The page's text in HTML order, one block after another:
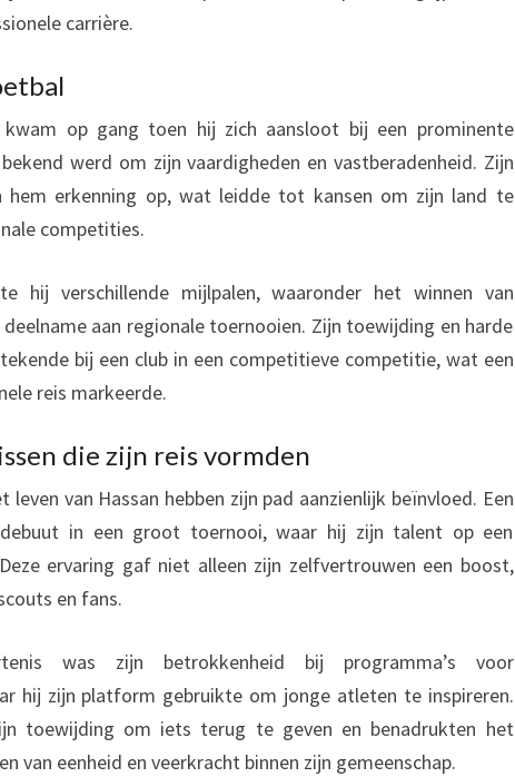
carrière.
kwam op gang toen hij zich aansloot bij een prominente
werd om zijn vaardigheden en vastberadenheid. Zijn
hem erkenning op, wat leidde tot kansen om zijn land te
competities.
hij verschillende mijlpalen, waaronder het winnen van
aan regionale toernooien. Zijn toewijding en harde
bij een club in een competitieve competitie, wat een
reis markeerde.
die zijn reis vormden
leven van Hassan hebben zijn pad aanzienlijk beïnvloed. Een
in een groot toernooi, waar hij zijn talent op een
ervaring gaf niet alleen zijn zelfvertrouwen een boost,
en fans.
was zijn betrokkenheid bij programma’s voor
hij zijn platform gebruikte om jonge atleten te inspireren.
toewijding om iets terug te geven en benadrukten het
van eenheid en veerkracht binnen zijn gemeenschap.